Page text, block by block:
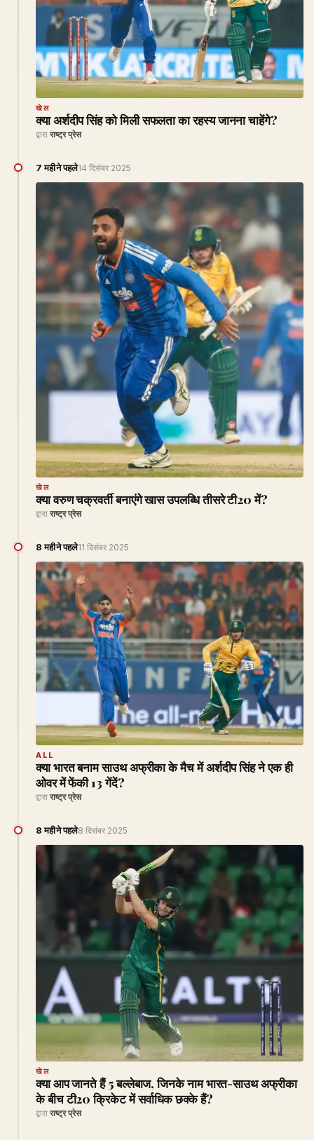
खेल
क्या अर्शदीप सिंह को मिली सफलता का रहस्य जानना चाहेंगे?
द्वारा राष्ट्र प्रेस
7 महीने पहले14 दिसंबर 2025
खेल
क्या वरुण चक्रवर्ती बनाएंगे खास उपलब्धि तीसरे टी20 में?
द्वारा राष्ट्र प्रेस
8 महीने पहले11 दिसंबर 2025
ALL
क्या भारत बनाम साउथ अफ्रीका के मैच में अर्शदीप सिंह ने एक ही
ओवर में फेंकी 13 गेंदें?
द्वारा राष्ट्र प्रेस
8 महीने पहले8 दिसंबर 2025
खेल
क्या आप जानते हैं 5 बल्लेबाज, जिनके नाम भारत-साउथ अफ्रीका
के बीच टी20 क्रिकेट में सर्वाधिक छक्के हैं?
द्वारा राष्ट्र प्रेस